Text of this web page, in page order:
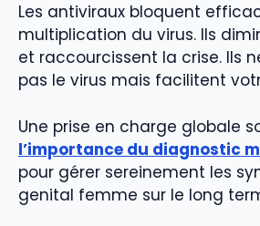
Les antiviraux bloquent
multiplication du virus. Ils
et raccourcissent la crise. Ils
pas le virus mais facilitent
Une prise en charge globale
l’importance du diagnostic
pour gérer sereinement les
genital femme sur le long